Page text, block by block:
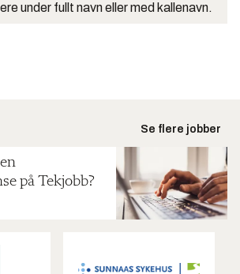
under fullt navn eller med kallenavn.
Se flere jobber
på Tekjobb?